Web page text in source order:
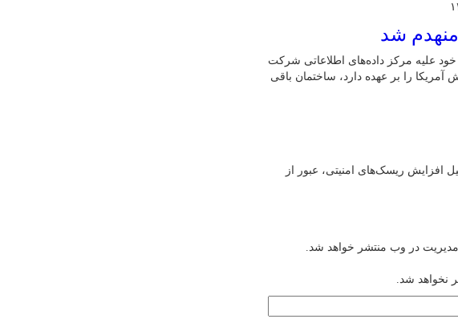
شد
در تکمیل عملیات قبلی خود علیه مرکز داده‌های اطلاعاتی شرکت
را بر عهده دارد، ساختمان باقی
افزایش ریسک‌های امنیتی، عبور از
در وب منتشر خواهد شد.
نخواهد شد.